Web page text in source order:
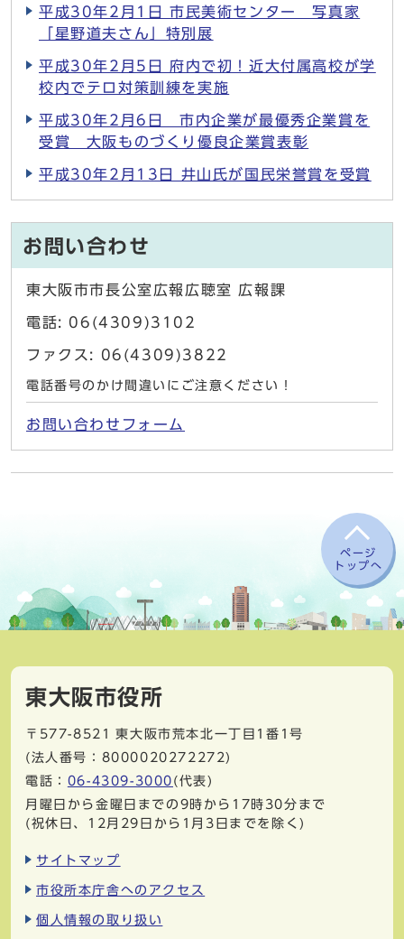
平成30年2月1日 市民美術センター 写真家
「星野道夫さん」特別展
平成30年2月5日 府内で初！近大付属高校が学
校内でテロ対策訓練を実施
平成30年2月6日 市内企業が最優秀企業賞を
受賞 大阪ものづくり優良企業賞表彰
平成30年2月13日 井山氏が国民栄誉賞を受賞
お問い合わせ
東大阪市市長公室広報広聴室 広報課
電話: 06(4309)3102
ファクス: 06(4309)3822
電話番号のかけ間違いにご注意ください！
お問い合わせフォーム
ページ
トップへ
東大阪市役所
〒577-8521
東大阪市荒本北一丁目1番1号
(法人番号：8000020272272)
電話： 06-4309-3000 (代表)
月曜日から金曜日までの9時から17時30分まで
(祝休日、12月29日から1月3日までを除く)
サイトマップ
市役所本庁舎へのアクセス
個人情報の取り扱い